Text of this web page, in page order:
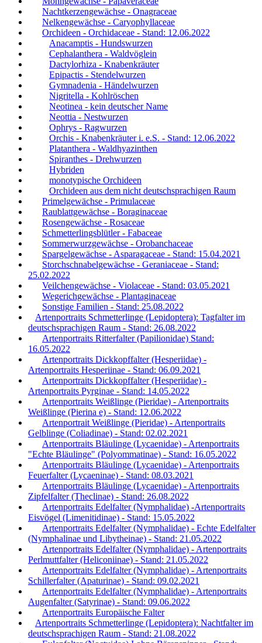
Nachtkerzengewächse - Onagraceae
Nelkengewächse - Caryophyllaceae
Orchideen - Orchidaceae - Stand: 12.06.2022
Anacamptis - Hundswurzen
Cephalanthera - Waldvöglein
Dactylorhiza - Knabenkräuter
Epipactis - Stendelwurzen
Gymnadenia - Händelwurzen
Nigritella - Kohlröschen
Neotinea - kein deutscher Name
Neottia - Nestwurzen
Ophrys - Ragwurzen
Orchis - Knabenkräuter i. e.S. - Stand: 12.06.2022
Platanthera - Waldhyazinthen
Spiranthes - Drehwurzen
Hybriden
monotypische Orchideen
Orchideen aus dem nicht deutschsprachigen Raum
Primelgewächse - Primulaceae
Raublattgewächse - Boraginaceae
Rosengewächse - Rosaceae
Schmetterlingsblütler - Fabaceae
Sommerwurzgewächse - Orobanchaceae
Spargelgewächse - Asparagaceae - Stand: 15.04.2021
Storchschnabelgewächse - Geraniaceae - Stand:
25.02.2022
Veilchengewächse - Violaceae - Stand: 03.05.2021
Wegerichgewächse - Plantaginaceae
Sonstige Familien - Stand: 25.08.2022
Artenportraits Schmetterlinge (Lepidoptera): Tagfalter im
deutschsprachigen Raum - Stand: 26.08.2022
Artenportraits Ritterfalter (Papilionidae) Stand:
16.05.2022
Artenportraits Dickkopffalter (Hesperiidae) -
Artenportraits Hesperiinae - Stand: 06.09.2021
Artenportraits Dickkopffalter (Hesperiidae) -
Artenportraits Pyrginae - Stand: 14.05.2022
Artenportraits Weißlinge (Pieridae) - Artenportraits
Weißlinge (Pierina e) - Stand: 12.06.2022
Artenportrait Weißlinge (Pieridae) - Artenportraits
Gelblinge (Coliadinae) - Stand: 02.02.2021
Artenportraits Bläulinge (Lycaenidae) - Artenportraits
"Echte Bläulinge" (Polyommatinae) - Stand: 16.05.2022
Artenportraits Bläulinge (Lycaenidae) - Artenportraits
Feuerfalter (Lycaeninae) - Stand: 08.03.2021
Artenportraits Bläulinge (Lycaenidae) - Artenportraits
Zipfelfalter (Theclinae) - Stand: 26.08.2022
Artenportraits Edelfalter (Nymphalidae) -Artenportraits
Eisvögel (Limenitidinae) - Stand: 15.05.2022
Artenportraits Edelfalter (Nymphalidae) - Echte Edelfalter
(Nymphalinae und Libytheinae) - Stand: 21.05.2022
Artenportraits Edelfalter (Nymphalidae) - Artenportraits
Perlmuttfalter (Heliconiinae) - Stand: 21.05.2022
Artenportraits Edelfalter (Nymphalidae) - Artenportraits
Schillerfalter (Apaturinae) - Stand: 09.02.2021
Artenportraits Edelfalter (Nymphalidae) - Artenportraits
Augenfalter (Satyrinae) - Stand: 09.06.2022
Artenportraits Europäische Falter
Artenportraits Schmetterlinge (Lepidoptera): Nachtfalter im
deutschsprachigen Raum - Stand: 21.08.2022